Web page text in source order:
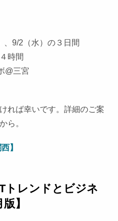
、9/2（水）の３日間
時間
@三宮
れば幸いです。詳細のご案
ら。
】
トレンドとビジネ
】